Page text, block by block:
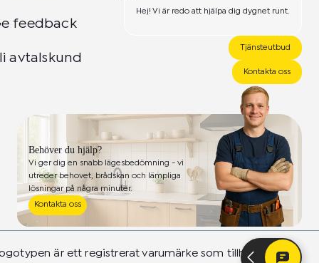
feedback
avtalskund
är ett registrerat varumärke som tillhör 24
Hej! Vi är redo att hjälpa dig dygnet runt.
Tjänsteutbud
Kontakta oss
Behöver du hjälp?
Vi ger dig en snabb lägesbedömning - vi
utreder behovet, brådskan och lämpliga
lösningar på några minuter.
Kontakta oss